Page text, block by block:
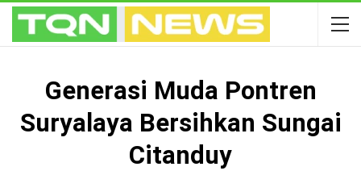
Generasi Muda Pontren
Suryalaya Bersihkan Sungai
Citanduy